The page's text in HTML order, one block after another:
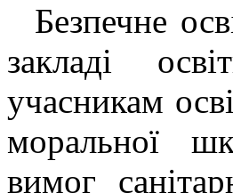
Безпечне
закладі
учасникам
моральної
вимог